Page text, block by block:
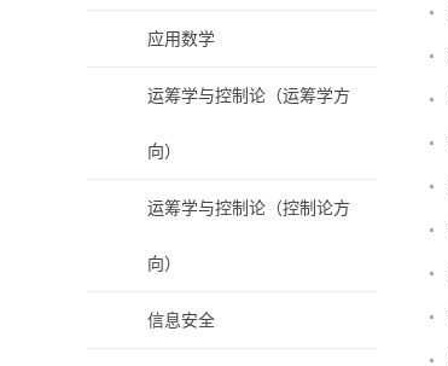
应用数学
运筹学与控制论（运筹学方
向）
运筹学与控制论（控制论方
向）
信息安全